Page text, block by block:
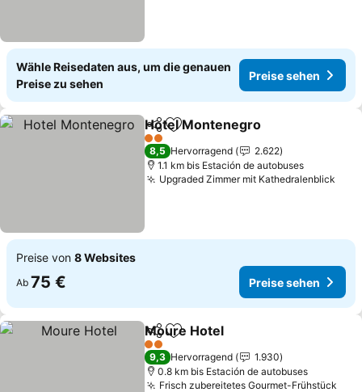
Wähle Reisedaten aus, um die genauen
Preise zu sehen
Preise sehen
TeilenZu Favoriten hinzufügen
Hotel Montenegro
2 Sterne
8,5 Hervorragend
2.622
1.1 km bis Estación de autobuses
Upgraded Zimmer mit Kathedralenblick
Preise von 8 Websites
Ab 75 € Preise sehen
TeilenZu Favoriten hinzufügen
Moure Hotel
2 Sterne
9,3 Hervorragend
1.930
0.8 km bis Estación de autobuses
Frisch zubereitetes Gourmet-Frühstück